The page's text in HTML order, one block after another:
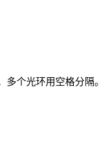
多个光环用空格分隔。